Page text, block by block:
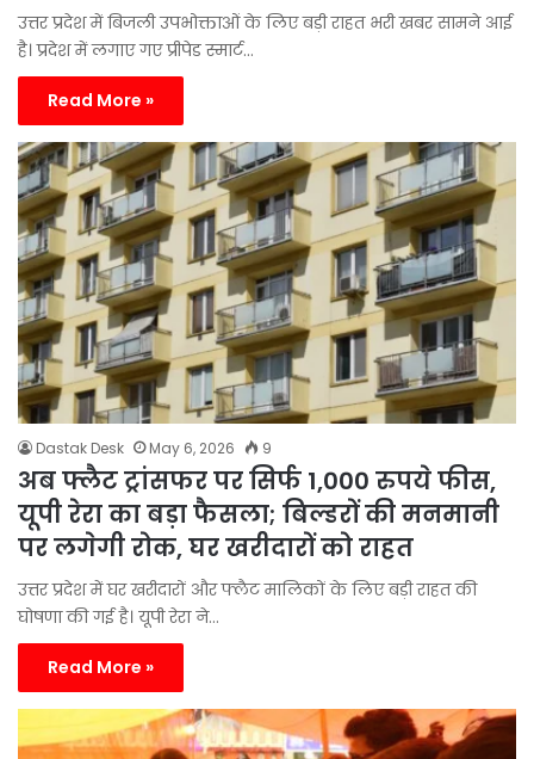
उत्तर प्रदेश में बिजली उपभोक्ताओं के लिए बड़ी राहत भरी खबर सामने आई
है। प्रदेश में लगाए गए प्रीपेड स्मार्ट…
Read More »
Dastak Desk May 6, 2026 9
अब फ्लैट ट्रांसफर पर सिर्फ 1,000 रुपये फीस,
यूपी रेरा का बड़ा फैसला; बिल्डरों की मनमानी
पर लगेगी रोक, घर खरीदारों को राहत
उत्तर प्रदेश में घर खरीदारों और फ्लैट मालिकों के लिए बड़ी राहत की
घोषणा की गई है। यूपी रेरा ने…
Read More »